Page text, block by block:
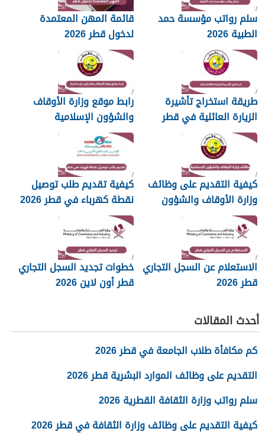
سلم رواتب مؤسسة حمد
الطبية 2026
قائمة المهن المعتمدة
لدخول قطر 2026
طريقة استخراج تأشيرة
الزيارة العائلية في قطر
2026
رابط موقع وزارة الأوقاف
والشؤون الإسلامية
islam.gov.qa
كيفية التقديم على وظائف
وزارة الأوقاف والشؤون
الإسلامية قطر 2026
كيفية تقديم طلب توصيل
نقطة كهرباء في قطر 2026
الاستعلام عن السجل التجاري
قطر 2026
خطوات تجديد السجل التجاري
قطر أون لاين 2026
أحدث المقالات
كم مكافأة طلاب الجامعة في قطر 2026
التقديم على وظائف الموارد البشرية قطر 2026
سلم رواتب وزارة الثقافة القطرية 2026
كيفية التقديم على وظائف وزارة الثقافة في قطر 2026